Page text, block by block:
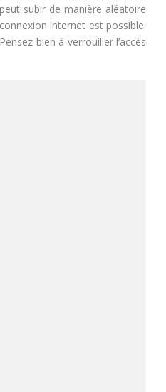
subir de manière aléatoire
internet est possible.
bien à verrouiller l’accès